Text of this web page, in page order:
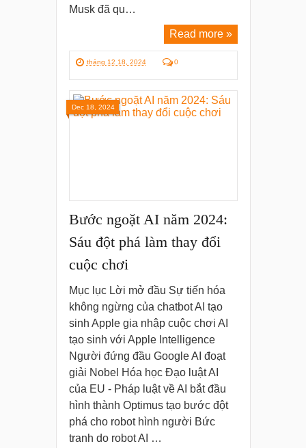
Musk đã qu…
Read more »
tháng 12 18, 2024 0
Bước ngoặt AI năm 2024:
Sáu đột phá làm thay đổi
cuộc chơi
Mục lục Lời mở đầu Sự tiến hóa
không ngừng của chatbot AI tạo
sinh Apple gia nhập cuộc chơi AI
tạo sinh với Apple Intelligence
Người đứng đầu Google AI đoạt
giải Nobel Hóa học Đạo luật AI
của EU - Pháp luật về AI bắt đầu
hình thành Optimus tạo bước đột
phá cho robot hình người Bức
tranh do robot AI …
Dec 18, 2024